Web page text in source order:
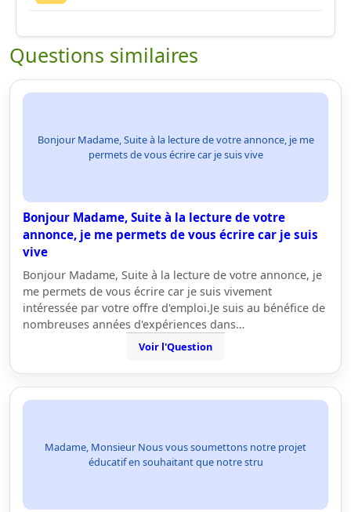
Questions similaires
Bonjour Madame, Suite à la lecture de votre annonce, je me
permets de vous écrire car je suis vive
Bonjour Madame, Suite à la lecture de votre
annonce, je me permets de vous écrire car je suis
vive
Bonjour Madame, Suite à la lecture de votre annonce, je
me permets de vous écrire car je suis vivement
intéressée par votre offre d'emploi.Je suis au bénéfice de
nombreuses années d'expériences dans…
Voir l'Question
Madame, Monsieur Nous vous soumettons notre projet
éducatif en souhaitant que notre stru